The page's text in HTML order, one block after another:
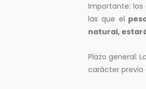
Importante: los
las que el
natural,
Plazo general:
carácter previo